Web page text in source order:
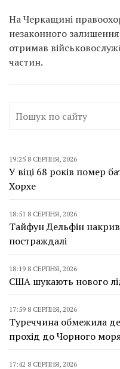
На Черкащині
незаконного
отримав
частин.
19:25 8 СЕРПНЯ, 2026
У віці 68 років помер
Хорхе
18:51 8 СЕРПНЯ, 2026
Тайфун Дельфін накрив
постраждалі
18:19 8 СЕРПНЯ, 2026
США шукають нового
17:59 8 СЕРПНЯ, 2026
Туреччина обмежила
прохід до Чорного
17:42 8 СЕРПНЯ, 2026